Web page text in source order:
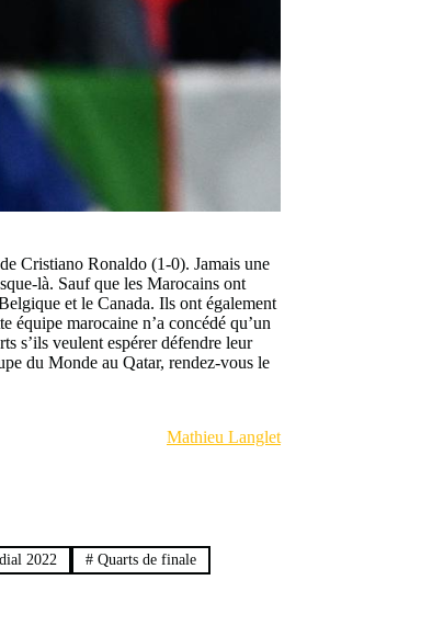
Cristiano Ronaldo (1-0). Jamais une
là. Sauf que les Marocains ont
et le Canada. Ils ont également
équipe marocaine n’a concédé qu’un
s’ils veulent espérer défendre leur
du Monde au Qatar, rendez-vous le
Mathieu Langlet
2022 #Quarts de finale